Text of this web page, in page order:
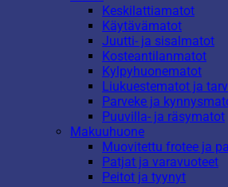
Keskilattiamatot
Käytävämatot
Juutti- ja sisalmatot
Kosteantilanmatot
Kylpyhuonematot
Liukuestematot ja
Parveke ja
Puuvilla- ja räsymatot
Makuuhuone
Muovitettu frotee ja
Patjat ja varavuoteet
Peitot ja tyynyt